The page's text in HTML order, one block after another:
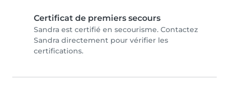
Certificat de premiers secours
Sandra est certifié en secourisme. Contactez
Sandra directement pour vérifier les
certifications.